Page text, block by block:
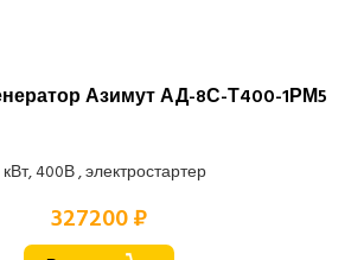
Азимут АД-8С-Т400-1РМ5
400В , электростартер
327200 ₽